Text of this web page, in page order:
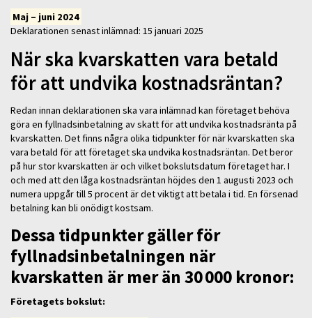
Maj – juni 2024
Deklarationen senast inlämnad: 15 januari 2025
När ska kvarskatten vara betald
för att undvika kostnadsräntan?
Redan innan deklarationen ska vara inlämnad kan företaget behöva
göra en fyllnadsinbetalning av skatt för att undvika kostnadsränta på
kvarskatten. Det finns några olika tidpunkter för när kvarskatten ska
vara betald för att företaget ska undvika kostnadsräntan. Det beror
på hur stor kvarskatten är och vilket bokslutsdatum företaget har. I
och med att den låga kostnadsräntan höjdes den 1 augusti 2023 och
numera uppgår till 5 procent är det viktigt att betala i tid. En försenad
betalning kan bli onödigt kostsam.
Dessa tidpunkter gäller för
fyllnadsinbetalningen när
kvarskatten är mer än 30 000 kronor:
Företagets bokslut: